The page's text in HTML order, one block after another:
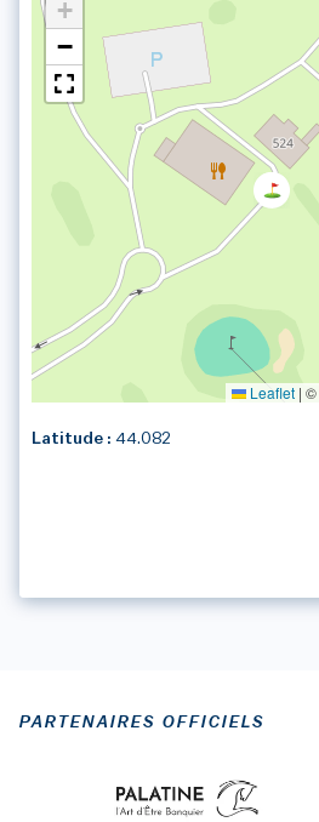
+
−
Leaflet | ©
Latitude : 44.082
PARTENAIRES OFFICIELS